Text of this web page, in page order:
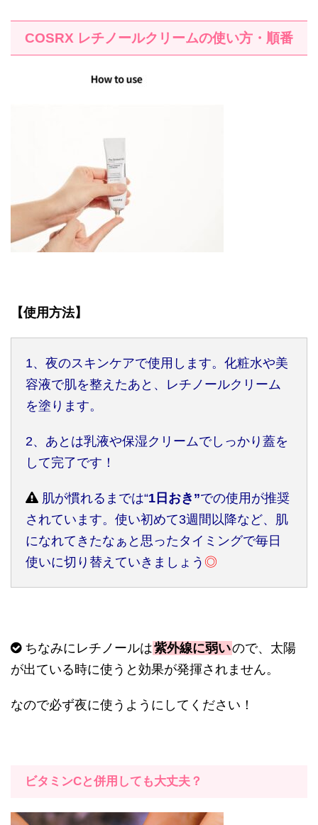
COSRX レチノールクリームの使い方・順番
【使用方法】
1、夜のスキンケアで使用します。化粧水や美
容液で肌を整えたあと、レチノールクリーム
を塗ります。
2、あとは乳液や保湿クリームでしっかり蓋を
して完了です！
肌が慣れるまでは“1 日おき”での使用が推奨
されています。使い初めて3週間以降など、肌
になれてきたなぁと思ったタイミングで毎日
使いに切り替えていきましょう ◎
ちなみにレチノールは紫外線に弱いので、太陽
が出ている時に使うと効果が発揮されません。
なので必ず夜に使うようにしてください！
ビタミンCと併用しても大丈夫？